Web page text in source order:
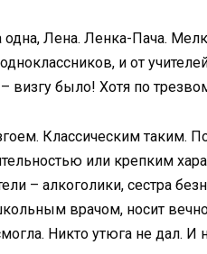
Лена. Ленка-Пача.
и от
визгу было! Хотя по
Классическим таким.
или крепким
– алкоголики, сестра
врачом, носит
Никто утюга не дал.